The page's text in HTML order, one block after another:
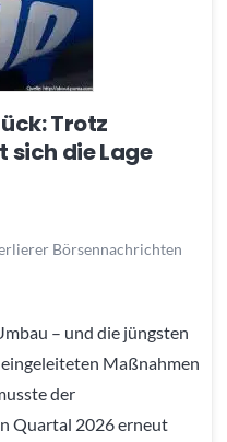
Trotz
die Lage
Börsennachrichten
– und die jüngsten
Maßnahmen
der
Quartal 2026 erneut